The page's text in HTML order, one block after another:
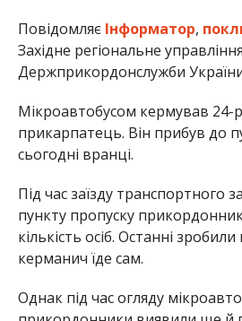
Повідомляє Інформатор,
Західне регіональне управління
Держприкордонслужби
Мікроавтобусом кермував 24-
прикарпатець. Він прибув до
сьогодні вранці.
Під час заїзду транспортного
пункту пропуску
кількість осіб. Останні
керманич їде сам.
Однак під час огляду